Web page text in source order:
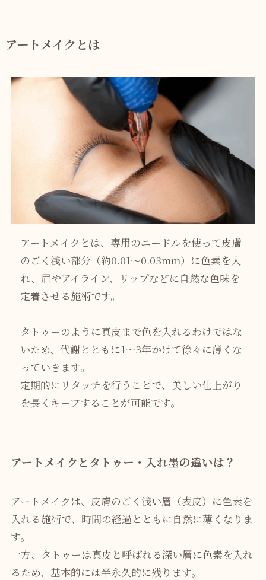
アートメイクとは
アートメイクとは、専用のニードルを使って皮膚
のごく浅い部分（約0.01〜0.03mm）に色素を入
れ、眉やアイライン、リップなどに自然な色味を
定着させる施術です。
タトゥーのように真皮まで色を入れるわけではな
いため、代謝とともに1〜3年かけて徐々に薄くな
っていきます。
定期的にリタッチを行うことで、美しい仕上がり
を長くキープすることが可能です。
アートメイクとタトゥー・入れ墨の違いは？
アートメイクは、皮膚のごく浅い層（表皮）に色素を
入れる施術で、時間の経過とともに自然に薄くなりま
す。
一方、タトゥーは真皮と呼ばれる深い層に色素を入れ
るため、基本的には半永久的に残ります。